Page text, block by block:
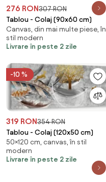
276 RON307 RON
Tablou - Colaj (90x60 cm)
Canvas, din mai multe piese, în
stil modern
Livrare în peste 2 zile
-10 %
319 RON354 RON
Tablou - Colaj (120x50 cm)
50×120 cm, canvas, în stil
modern
Livrare în peste 2 zile